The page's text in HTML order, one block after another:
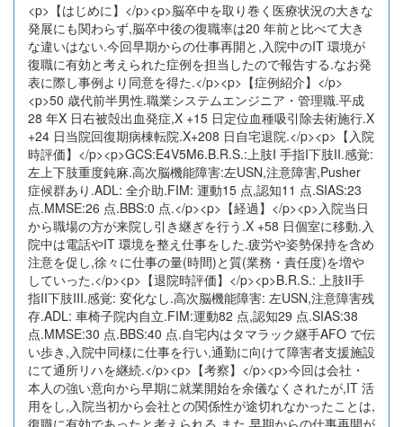
<p>【はじめに】</p><p>脳卒中を取り巻く医療状況の大きな
発展にも関わらず,脳卒中後の復職率は20 年前と比べて大き
な違いはない.今回早期からの仕事再開と,入院中のIT 環境が
復職に有効と考えられた症例を担当したので報告する.なお発
表に際し事例より同意を得た.</p><p>【症例紹介】</p>
<p>50 歳代前半男性.職業システムエンジニア・管理職.平成
28 年X 日右被殻出血発症,X +15 日定位血種吸引除去術施行.X
+24 日当院回復期病棟転院.X+208 日自宅退院.</p><p>【入院
時評価】</p><p>GCS:E4V5M6.B.R.S.:上肢I 手指I下肢II.感覚:
左上下肢重度鈍麻.高次脳機能障害:左USN,注意障害,Pusher
症候群あり.ADL: 全介助.FIM: 運動15 点,認知11 点.SIAS:23
点.MMSE:26 点.BBS:0 点.</p><p>【経過】</p><p>入院当日
から職場の方が来院し引き継ぎを行う.X +58 日個室に移動.入
院中は電話やIT 環境を整え仕事をした.疲労や姿勢保持を含め
注意を促し,徐々に仕事の量(時間)と質(業務・責任度)を増や
していった.</p><p>【退院時評価】</p><p>B.R.S.: 上肢II手
指II下肢III.感覚: 変化なし.高次脳機能障害: 左USN,注意障害残
存.ADL: 車椅子院内自立.FIM:運動82 点,認知29 点.SIAS:38
点.MMSE:30 点.BBS:40 点.自宅内はタマラック継手AFO で伝
い歩き,入院中同様に仕事を行い,通勤に向けて障害者支援施設
にて通所リハを継続.</p><p>【考察】</p><p>今回は会社・
本人の強い意向から早期に就業開始を余儀なくされたが,IT 活
用をし,入院当初から会社との関係性が途切れなかったことは,
復職に有効であったと考えられる.また,早期からの仕事再開が